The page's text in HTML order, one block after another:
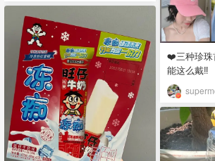
❤️三种珍珠
能这么戴‼️